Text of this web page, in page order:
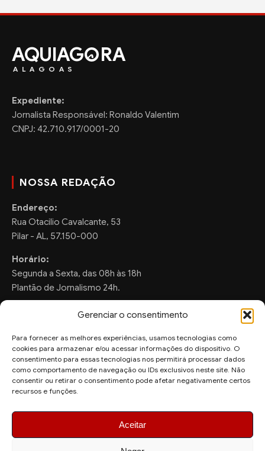
Gerenciar o consentimento
Para fornecer as melhores experiências, usamos tecnologias como
cookies para armazenar e/ou acessar informações do dispositivo. O
consentimento para essas tecnologias nos permitirá processar dados
como comportamento de navegação ou IDs exclusivos neste site. Não
consentir ou retirar o consentimento pode afetar negativamente certos
recursos e funções.
Aceitar
AQUIAG RA
ALAGOAS
Expediente:
Jornalista Responsável: Ronaldo Valentim
CNPJ: 42.710.917/0001-20
NOSSA REDAÇÃO
Endereço:
Rua Otacilio Cavalcante, 53
Pilar - AL, 57.150-000
Horário:
Segunda a Sexta, das 08h às 18h
Plantão de Jornalismo 24h.
FALE CONOSCO
Sugestões de Pauta:
ronaldo.valentim150@gmail.com